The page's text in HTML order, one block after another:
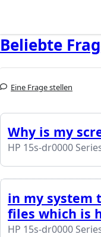
Beliebte
Eine Frage stellen
Why is my
HP 15s-dr0000
in my system
files which is
HP 15s-dr0000